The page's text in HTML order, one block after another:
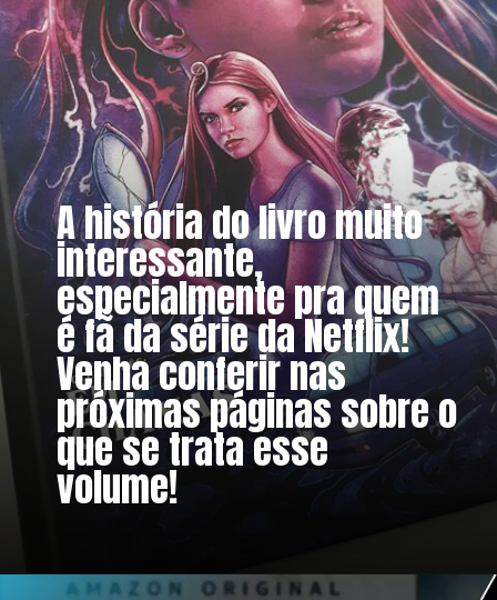
A história do livro muito
interessante,
especialmente pra quem
é fã da série da Netflix!
Venha conferir nas
próximas páginas sobre o
que se trata esse
volume!